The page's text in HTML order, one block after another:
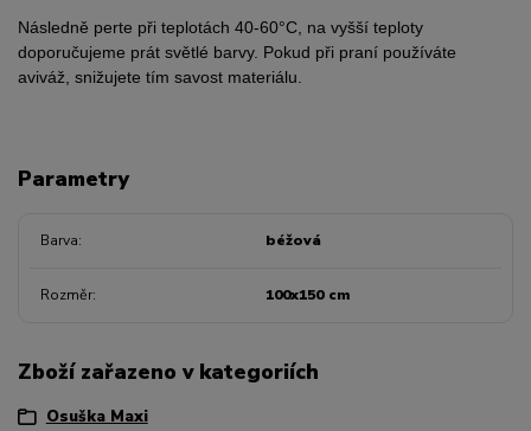
Následně perte při teplotách 40-60°C, na vyšší teploty
doporučujeme prát světlé barvy. Pokud při praní používáte
aviváž, snižujete tím savost materiálu.
Parametry
Barva béžová
Rozměr 100x150 cm
Zboží zařazeno v kategoriích
Osuška Maxi